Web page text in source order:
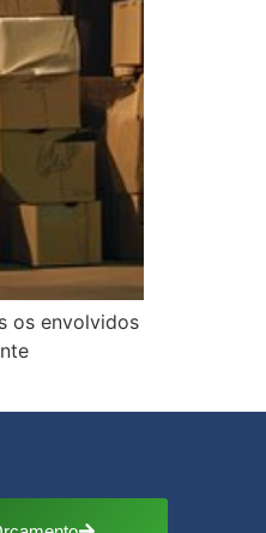
os envolvidos